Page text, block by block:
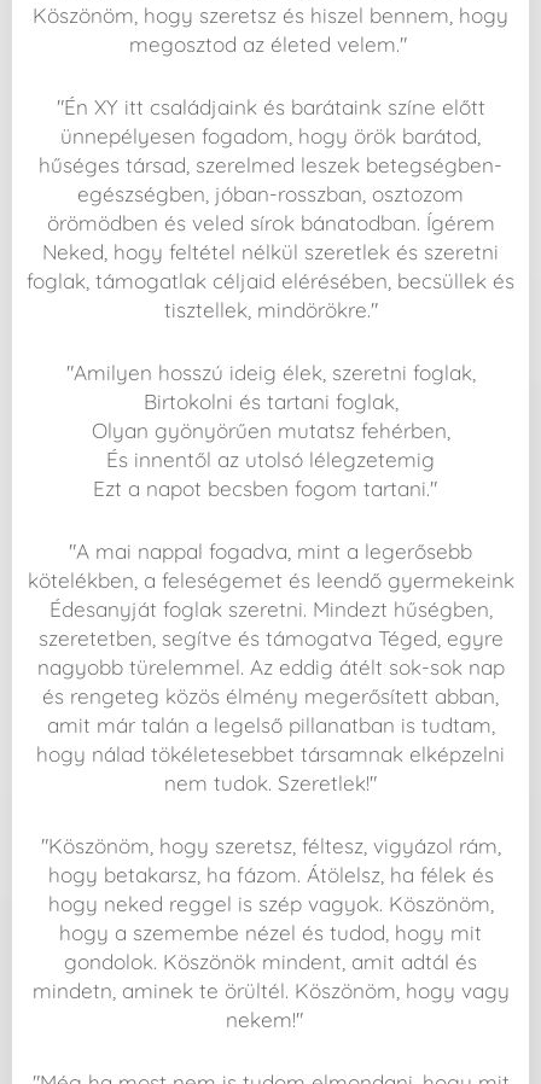
Köszönöm, hogy szeretsz és hiszel bennem, hogy
megosztod az életed velem."
"Én XY itt családjaink és barátaink színe előtt
ünnepélyesen fogadom, hogy örök barátod,
hűséges társad, szerelmed leszek betegségben-
egészségben, jóban-rosszban, osztozom
örömödben és veled sírok bánatodban. Ígérem
Neked, hogy feltétel nélkül szeretlek és szeretni
foglak, támogatlak céljaid elérésében, becsüllek és
tisztellek, mindörökre."
"Amilyen hosszú ideig élek, szeretni foglak,
Birtokolni és tartani foglak,
Olyan gyönyörűen mutatsz fehérben,
És innentől az utolsó lélegzetemig
Ezt a napot becsben fogom tartani."
"A mai nappal fogadva, mint a legerősebb
kötelékben, a feleségemet és leendő gyermekeink
Édesanyját foglak szeretni. Mindezt hűségben,
szeretetben, segítve és támogatva Téged, egyre
nagyobb türelemmel. Az eddig átélt sok-sok nap
és rengeteg közös élmény megerősített abban,
amit már talán a legelső pillanatban is tudtam,
hogy nálad tökéletesebbet társamnak elképzelni
nem tudok. Szeretlek!"
"Köszönöm, hogy szeretsz, féltesz, vigyázol rám,
hogy betakarsz, ha fázom. Átölelsz, ha félek és
hogy neked reggel is szép vagyok. Köszönöm,
hogy a szemembe nézel és tudod, hogy mit
gondolok. Köszönök mindent, amit adtál és
mindetn, aminek te örültél. Köszönöm, hogy vagy
nekem!"